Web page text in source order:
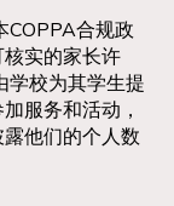
COPPA合规政
实的家长许
学校为其学生提
服务和活动，
他们的个人数